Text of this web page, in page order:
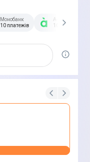
Монобанк
10 платежів
А-Банк
10 платежів